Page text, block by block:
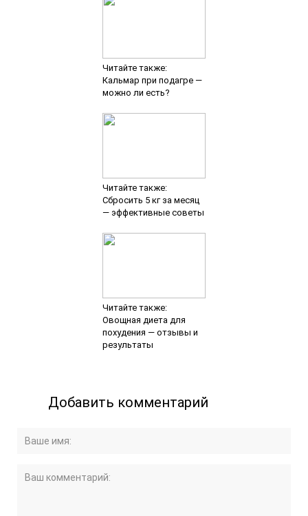
Читайте также:
Кальмар при подагре —
можно ли есть?
Читайте также:
Сбросить 5 кг за месяц
— эффективные советы
Читайте также:
Овощная диета для
похудения — отзывы и
результаты
Добавить комментарий